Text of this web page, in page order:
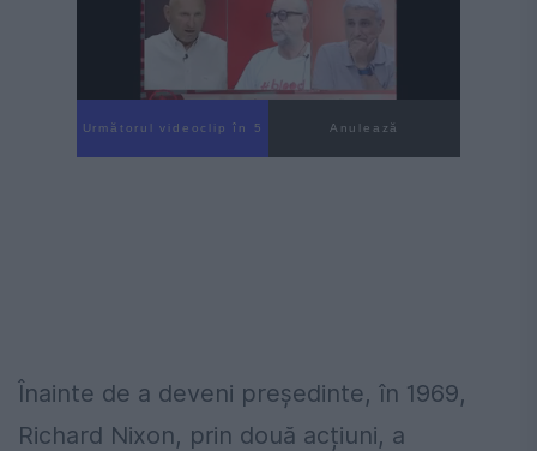
Următorul videoclip în 4 Anulează
Înainte de a deveni președinte, în 1969,
Richard Nixon, prin două acțiuni, a